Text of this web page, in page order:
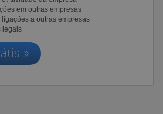
em outras empresas
a outras empresas
legais
»